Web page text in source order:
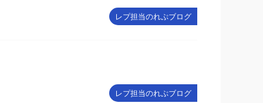
レプ担当のれぷブログ
レプ担当のれぷブログ